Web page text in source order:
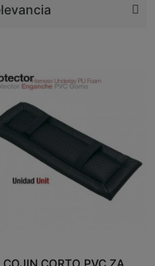
COJIN CORTO PVC ZA